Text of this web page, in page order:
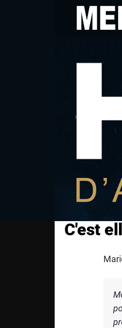
C'est